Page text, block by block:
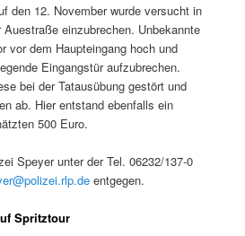
den 12. November wurde versucht in
einzubrechen. Unbekannte
vor dem Haupteingang hoch und
Eingangstür aufzubrechen.
bei der Tatausübung gestört und
ab. Hier entstand ebenfalls ein
500 Euro.
Speyer unter der Tel. 06232/137-0
entgegen.
Spritztour